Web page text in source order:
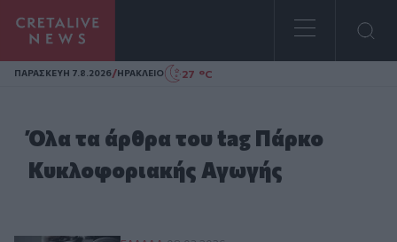
Homepage
ΠΑΡΑΣΚΕΥΗ 7.8.2026/ΗΡΑΚΛΕΙΟ 27 °C
Όλα τα άρθρα του tag Πάρκο
Κυκλοφοριακής Αγωγής